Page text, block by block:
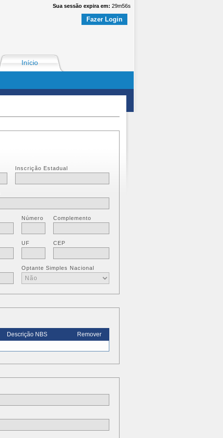
Sua sessão expira em: 29m56s
Fazer Login
Início
Inscrição Estadual
Número Complemento
UF CEP
Optante Simples Nacional
Descrição NBS Remover